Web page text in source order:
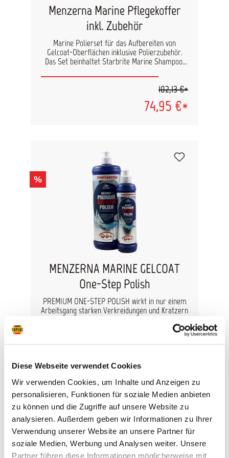
Diese Webseite verwendet Cookies
Wir verwenden Cookies, um Inhalte und Anzeigen zu
personalisieren, Funktionen für soziale Medien anbieten
zu können und die Zugriffe auf unsere Website zu
analysieren. Außerdem geben wir Informationen zu Ihrer
Verwendung unserer Website an unsere Partner für
soziale Medien, Werbung und Analysen weiter. Unsere
Partner führen diese Informationen möglicherweise mit
Menzerna Marine Pflegekoffer
inkl. Zubehör
Marine Polierset für das Aufbereiten von
Gelcoat-Oberflächen inklusive Polierzubehör.
Das Set beinhaltet Starbrite Marine Shampoo,
professionelle Bootspflege. Das Starbrite Boot-
Shampoo entfernt einfach Schmutz und Flecken
die Oberfläche ideal für das nachfolgende
Premium Gloss erzeugt absolut hologrammfreie
Oberfläche mit exklusivem Glanz, auch bei
dunklen Gelcoats. Zurück bleibt eine glatte
Oberfläche für bestes Strömungsverhalten.
Abschließend wird die Oberfläche mit Menzerna
Premium Protection versiegelt, was für
langanhaltenden Schutz und ein glanzvolles
Erscheinungsbild sorgt. Die neueste Polymer-
Technologie sorgt für eine sichtbar frischere und
spürbar glattere Oberfläche. Set Inhalt: 1x 500
ml Star brite Boot Shampoo 80416 1x 250 ml
Menzerna Gelcoat One Step Polish 1x 250 ml
Menzerna Gelcoat Premium Gloss 1x 250 ml
Menzerna Gelcoat Premium Protection 1x
Mikrofasertuch grün 1x Mikrofasertuch blau 2x
Mikrofaserpad grün 2x Mikrofaserpad blau
74,95 €*
102,13 €*
%
MENZERNA MARINE GELCOAT
One-Step Polish
PREMIUM ONE-STEP POLISH wirkt in nur einem
Arbeitsgang starken Verkreidungen und Kratzern
entgegen und erzeugt gleichzeitig strahlenden
Glanz. Mit Highspeed ins Glu¨ck! Premium One-
Step Polish zieht durch, von Anfang bis Ende, auf
höchstem Niveau. Menzerna Gelcoat Premium
einem Arbeitsgang. Einmal ums Boot – Finish
strahlende Ergebnis. Oberflächenzustand für
Menzerna Gelcoat Premium One-Step: Starke
Vergilbungen, Verwitterungen/Verkreidungen,
Kratzer, matte Stellen Polierergebnis Menzerna
Gelcoat Premium One-Step: Perfekte
Oberfläche mit strahlendem Glanz, auch bei
dunklen Gelcoats. Glatte Oberfläche fu¨r gutes
Strömungsverhalten. Polierwerkzeug Menzerna
(64,32 €* / 1 Liter)
18,92 €*
%